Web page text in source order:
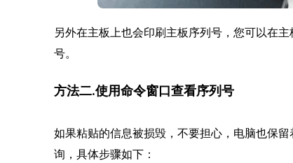
另外在主板上也会印刷主板序列号，您可以在主
号。
方法二.使用命令窗口查看序列号
如果粘贴的信息被损毁，不要担心，电脑也保
询，具体步骤如下：